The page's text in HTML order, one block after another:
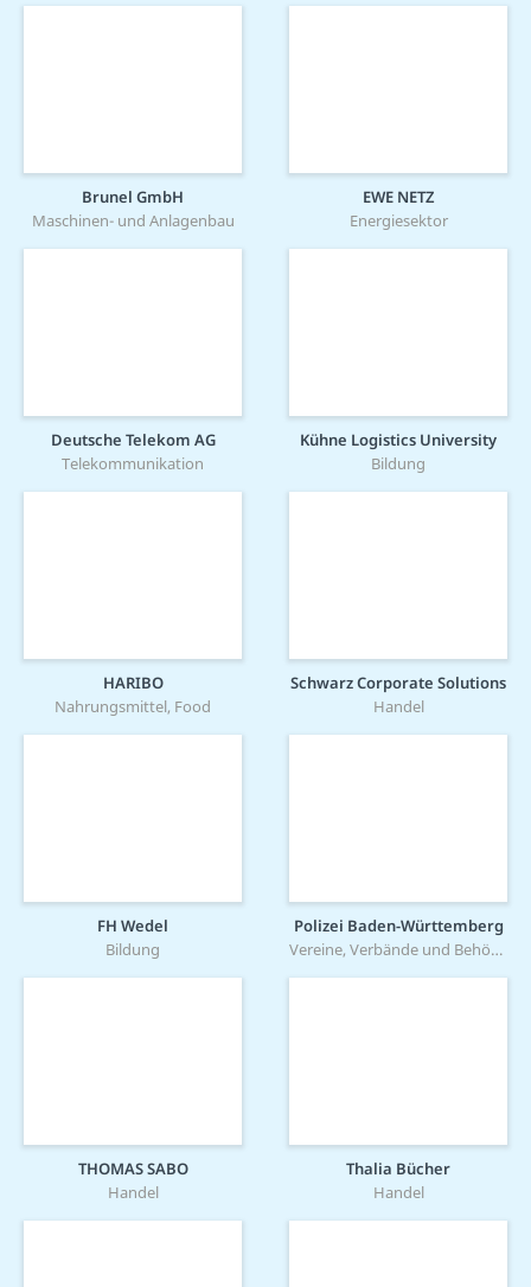
Brunel GmbH
Maschinen- und Anlagenbau
EWE NETZ
Energiesektor
Deutsche Telekom AG
Telekommunikation
Kühne Logistics University
Bildung
HARIBO
Nahrungsmittel, Food
Schwarz Corporate Solutions
Handel
FH Wedel
Bildung
Polizei Baden-Württemberg
Vereine, Verbände und Behörden
THOMAS SABO
Handel
Thalia Bücher
Handel